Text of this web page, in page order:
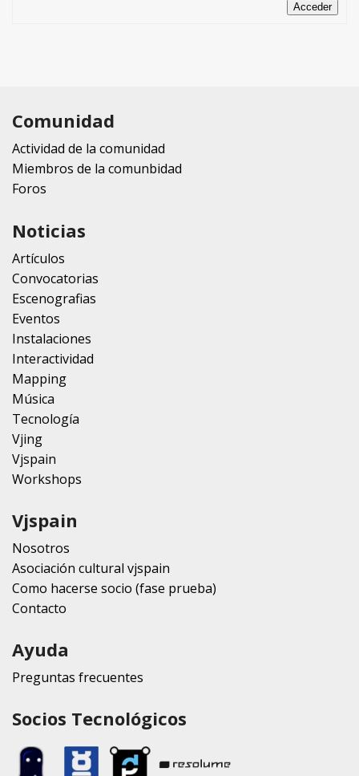
Acceder
Comunidad
Actividad de la comunidad
Miembros de la comunbidad
Foros
Noticias
Artículos
Convocatorias
Escenografias
Eventos
Instalaciones
Interactividad
Mapping
Música
Tecnología
Vjing
Vjspain
Workshops
Vjspain
Nosotros
Asociación cultural vjspain
Como hacerse socio (fase prueba)
Contacto
Ayuda
Preguntas frecuentes
Socios Tecnológicos